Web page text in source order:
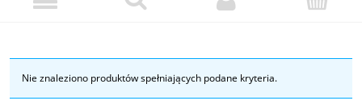
Nie znaleziono produktów spełniających podane kryteria.